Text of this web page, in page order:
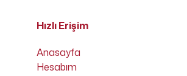
Hızlı Erişim
Anasayfa
Hesabım